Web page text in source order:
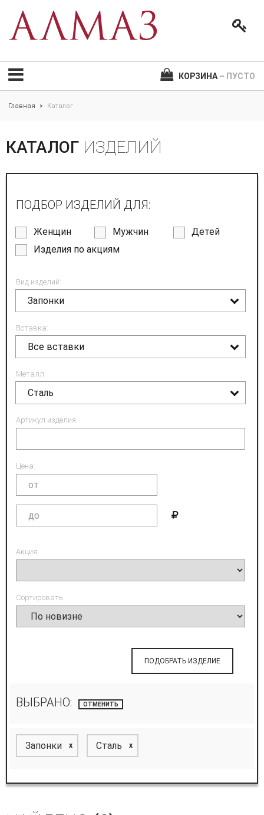
КОРЗИНА – ПУСТО
Главная > Каталог
КАТАЛОГ ИЗДЕЛИЙ
ПОДБОР ИЗДЕЛИЙ ДЛЯ:
Женщин Мужчин
Детей
Изделия по акциям
Вид изделий:
Запонки
Вставка:
Все вставки
Металл:
Сталь
Артикул изделия:
Цена:
Акция:
Сортировать:
ПОДОБРАТЬ ИЗДЕЛИЕ
ВЫБРАНО: ОТМЕНИТЬ
Запонки x Сталь x